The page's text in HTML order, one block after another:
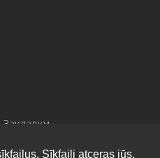
Sīkfaili atceras jūs,
Закладки